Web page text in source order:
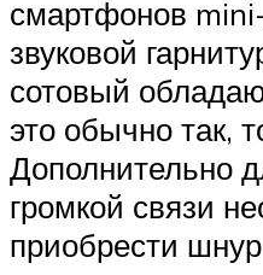
смартфонов
звуковой
сотовый
это обычно так,
Дополнительно
громкой связи
приобрести